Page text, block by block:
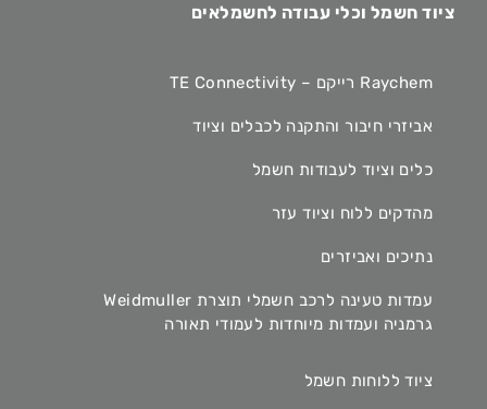
ציוד חשמל וכלי עבודה לחשמלאים
Raychem רייקם – TE Connectivity
אביזרי חיבור והתקנה לכבלים וציוד
כלים וציוד לעבודות חשמל
מהדקים ללוח וציוד עזר
נתיכים ואביזרים
עמדות טעינה לרכב חשמלי תוצרת Weidmuller
גרמניה ועמדות מיוחדות לעמודי תאורה
ציוד ללוחות חשמל